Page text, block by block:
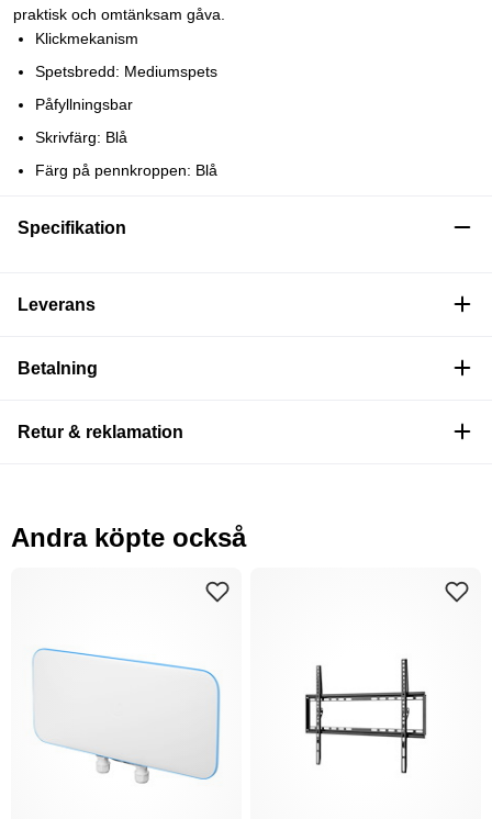
praktisk och omtänksam gåva.
Klickmekanism
Spetsbredd: Mediumspets
Påfyllningsbar
Skrivfärg: Blå
Färg på pennkroppen: Blå
Specifikation
Leverans
Betalning
Retur & reklamation
Andra köpte också